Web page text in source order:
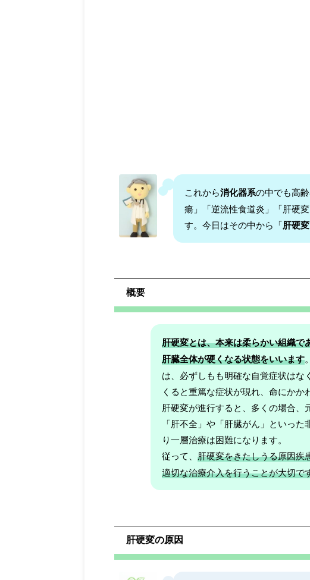
これから消化器系の中でも高
瘍」「逆流性食道炎」「肝硬
す。今日はその中から「肝硬変
概要
肝硬変とは、本来は柔らかい組織で
肝臓全体が硬くなる状態をいいます
は、必ずしもも明確な自覚症状はな
くると重篤な症状が現れ、命にかか
肝硬変が進行すると、多くの場合、
「肝不全」や「肝臓がん」といっ
り一層治療は困難になります。
従って、肝硬変をきたしうる原因疾
適切な治療介入を行うことが大切で
肝硬変の原因